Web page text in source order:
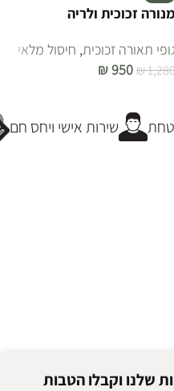
מנורה זכוכית ולריה
תאורה זכוכית, חיסול מלאי
₪
₪950
שירות אישי ויחס חם
שלנו וקבלו הטבות